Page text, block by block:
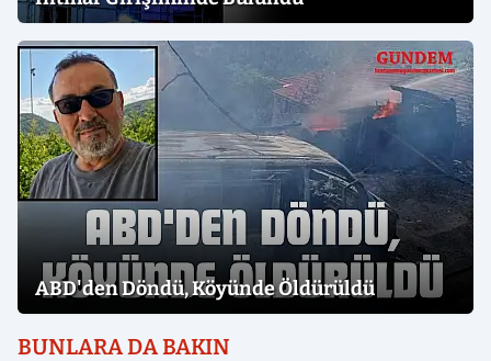
ABD'den Döndü, Köyünde Öldürüldü
BUNLARA DA BAKIN